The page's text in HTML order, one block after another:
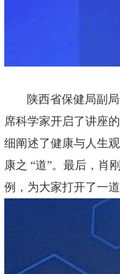
陕西省保健局副
席科学家开启了讲座
细阐述了健康与人生
康之 “道”。最后，肖
例，为大家打开了一